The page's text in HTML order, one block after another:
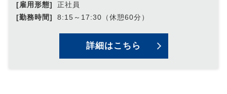
[雇用形態]
正社員
[勤務時間]
8:15～17:30（休憩60分）
詳細はこちら